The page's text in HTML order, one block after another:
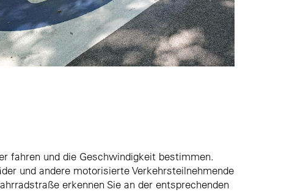
fahren und die Geschwindigkeit bestimmen.
und andere motorisierte Verkehrsteilnehmende
erkennen Sie an der entsprechenden